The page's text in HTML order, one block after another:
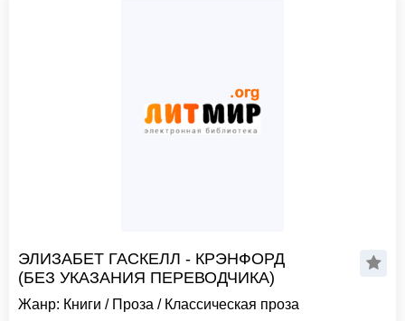
ЭЛИЗАБЕТ ГАСКЕЛЛ - КРЭНФОРД
(БЕЗ УКАЗАНИЯ ПЕРЕВОДЧИКА)
Жанр: Книги / Проза / Классическая проза